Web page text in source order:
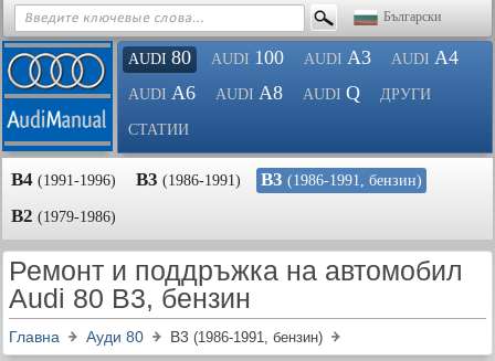
Български
AUDI 80 AUDI 100 AUDI A3 AUDI A4
AUDI A6 AUDI A8 AUDI Q ДРУГИ
СТАТИИ
B4 (1991-1996) B3 (1986-1991) B3 (1986-1991, бензин)
B2 (1979-1986)
Ремонт и поддръжка на автомобил
Audi 80 B3, бензин
Главна Ауди 80 B3 (1986-1991, бензин)